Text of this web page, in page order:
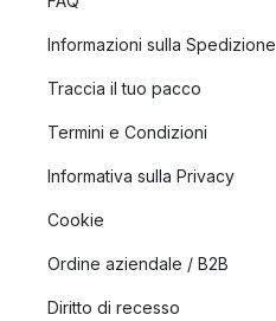
Informazioni sulla Spedizione
Traccia il tuo pacco
Termini e Condizioni
Informativa sulla Privacy
Cookie
Ordine aziendale / B2B
Diritto di recesso